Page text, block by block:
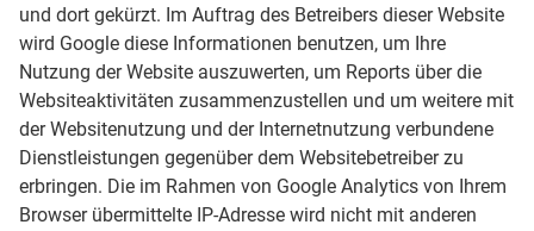
und dort gekürzt. Im Auftrag des Betreibers dieser Website
wird Google diese Informationen benutzen, um Ihre
Nutzung der Website auszuwerten, um Reports über die
Websiteaktivitäten zusammenzustellen und um weitere mit
der Websitenutzung und der Internetnutzung verbundene
Dienstleistungen gegenüber dem Websitebetreiber zu
erbringen. Die im Rahmen von Google Analytics von Ihrem
Browser übermittelte IP-Adresse wird nicht mit anderen